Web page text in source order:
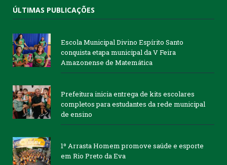
ÚLTIMAS PUBLICAÇÕES
Escola Municipal Divino Espírito Santo
conquista etapa municipal da V Feira
Amazonense de Matemática
Prefeitura inicia entrega de kits escolares
completos para estudantes da rede municipal
de ensino
1º Arrasta Homem promove saúde e esporte
em Rio Preto da Eva